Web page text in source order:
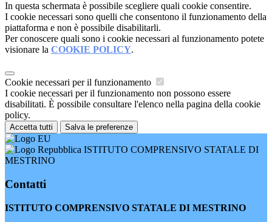
In questa schermata è possibile scegliere quali cookie consentire.
I cookie necessari sono quelli che consentono il funzionamento della
piattaforma e non è possibile disabilitarli.
Per conoscere quali sono i cookie necessari al funzionamento potete
visionare la COOKIE POLICY.
Cookie necessari per il funzionamento
I cookie necessari per il funzionamento non possono essere
disabilitati. È possibile consultare l'elenco nella pagina della cookie
policy.
Accetta tutti Salva le preferenze
ISTITUTO COMPRENSIVO STATALE DI
MESTRINO
Contatti
ISTITUTO COMPRENSIVO STATALE DI MESTRINO